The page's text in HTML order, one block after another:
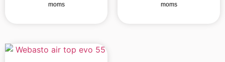
moms
moms